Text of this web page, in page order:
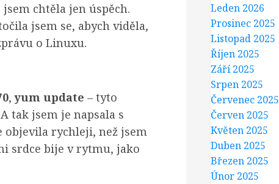
chtěla jen úspěch.
jsem se, abych viděla,
o Linuxu.
,yum update – tyto
tak jsem je napsala s
objevila rychleji, než jsem
srdce bije v rytmu, jako
Leden 2026
Prosinec 2025
Listopad 2025
Říjen 2025
Září 2025
Srpen 2025
Červenec 2025
Červen 2025
Květen 2025
Duben 2025
Březen 2025
Únor 2025